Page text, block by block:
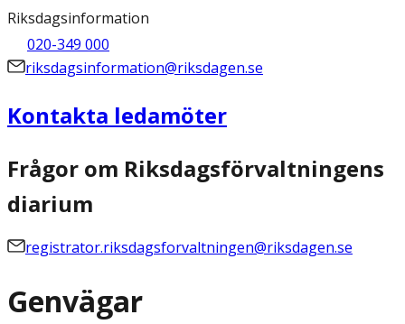
Riksdagsinformation
020-349 000
riksdagsinformation@riksdagen.se
Kontakta ledamöter
Frågor om Riksdagsförvaltningens
diarium
registrator.riksdagsforvaltningen@riksdagen.se
Genvägar